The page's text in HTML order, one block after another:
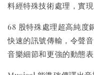
料經特殊技術處理，實
68 股特殊處理超高純度
快速的訊號傳輸，令聲
音樂細節和更強的動態表